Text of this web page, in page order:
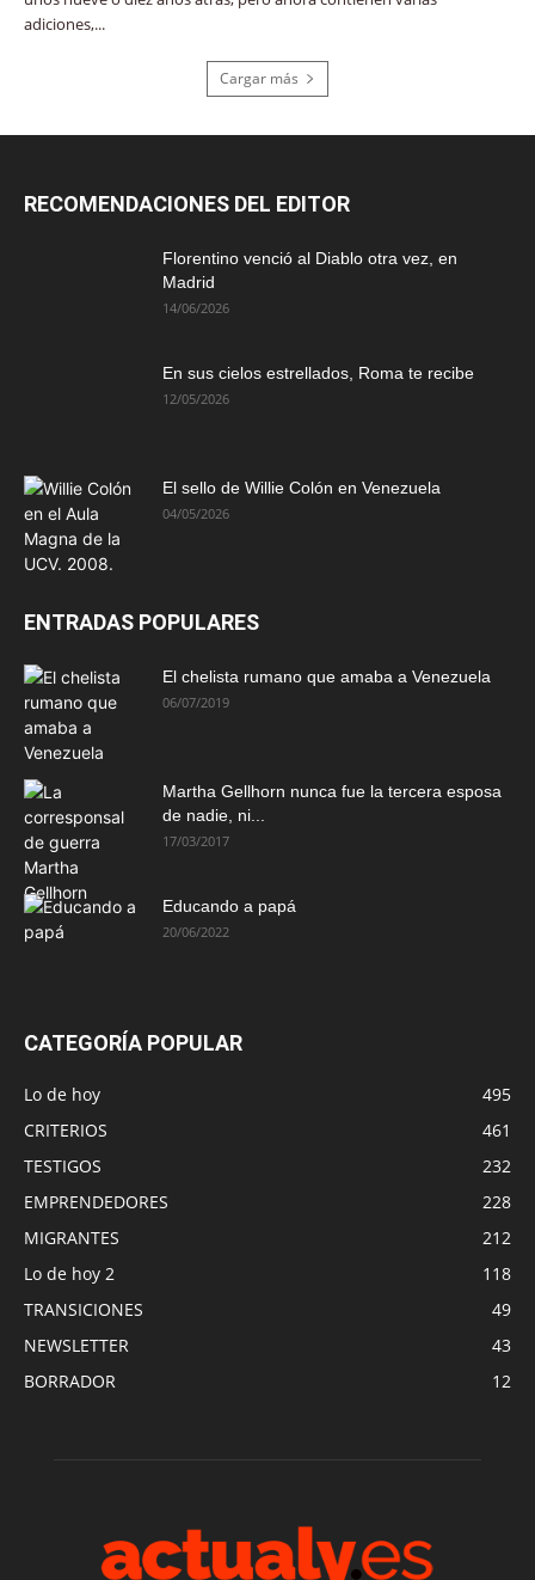
adiciones,...
Cargar más
RECOMENDACIONES DEL EDITOR
Florentino venció al Diablo otra vez, en
Madrid
14/06/2026
En sus cielos estrellados, Roma te recibe
12/05/2026
El sello de Willie Colón en Venezuela
04/05/2026
ENTRADAS POPULARES
El chelista rumano que amaba a Venezuela
06/07/2019
Martha Gellhorn nunca fue la tercera esposa
de nadie, ni...
17/03/2017
Educando a papá
20/06/2022
CATEGORÍA POPULAR
Lo de hoy
495
CRITERIOS
461
TESTIGOS
232
EMPRENDEDORES
228
MIGRANTES
212
Lo de hoy 2
118
TRANSICIONES
49
NEWSLETTER
43
BORRADOR
12